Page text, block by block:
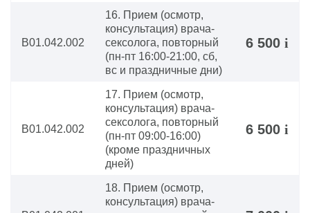
В01.042.002
16. Прием (осмотр,
консультация) врача-
сексолога, повторный
(пн-пт 16:00-21:00, сб,
вс и праздничные дни)
6 500 i
В01.042.002
17. Прием (осмотр,
консультация) врача-
сексолога, повторный
(пн-пт 09:00-16:00)
(кроме праздничных
дней)
6 500 i
18. Прием (осмотр,
консультация) врача-